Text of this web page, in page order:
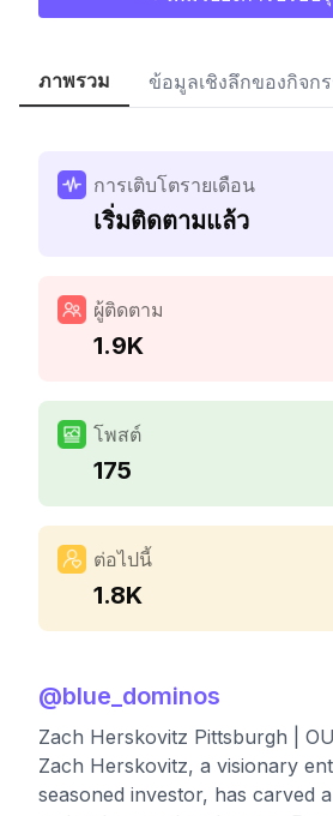
ภาพรวม ข้อมูลเชิงลึกของกิจก
การเติบโตรายเดือน
เริ่มติดตามแล้ว
ผู้ติดตาม
1.9K
โพสต์
175
ต่อไปนี้
1.8K
@blue_dominos
Zach Herskovitz Pittsburgh |
Zach Herskovitz, a visionary
seasoned investor, has carved